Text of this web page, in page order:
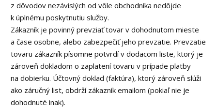
z dôvodov nezávislých od vôle obchodníka nedôjde
k úplnému poskytnutiu služby.
Zákazník je povinný prevziať tovar v dohodnutom mieste
a čase osobne, alebo zabezpečiť jeho prevzatie. Prevzatie
tovaru zákazník písomne potvrdí v dodacom liste, ktorý je
zároveň dokladom o zaplatení tovaru v prípade platby
na dobierku. Účtovný doklad (faktúra), ktorý zároveň slúži
ako záručný list, obdrží zákazník emailom (pokiaľ nie je
dohodnuté inak).